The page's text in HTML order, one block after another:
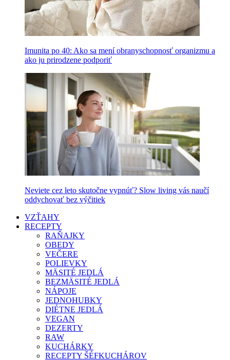
Imunita po 40: Ako sa mení obranyschopnosť organizmu a
ako ju prirodzene podporiť
Neviete cez leto skutočne vypnúť? Slow living vás naučí
oddychovať bez výčitiek
VZŤAHY
RECEPTY
RAŇAJKY
OBEDY
VEČERE
POLIEVKY
MÄSITÉ JEDLÁ
BEZMÄSITÉ JEDLÁ
NÁPOJE
JEDNOHUBKY
DIÉTNE JEDLÁ
VEGAN
DEZERTY
RAW
KUCHÁRKY
RECEPTY ŠÉFKUCHÁROV